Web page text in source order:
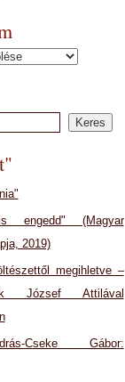
engedd" (Magyar
2019)
megihletve –
József Attilával
Cseke Gábor: